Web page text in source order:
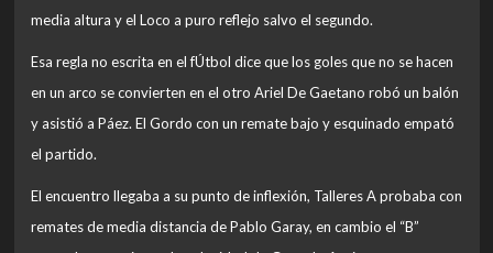
media altura y el Loco a puro reflejo salvo el segundo.
Esa regla no escrita en el fÚtbol dice que los goles que no se hacen
en un arco se convierten en el otro Ariel De Gaetano robó un balón
y asistió a Páez. El Gordo con un remate bajo y esquinado empató
el partido.
El encuentro llegaba a su punto de inflexión, Talleres A probaba con
remates de media distancia de Pablo Garay, en cambio el “B”